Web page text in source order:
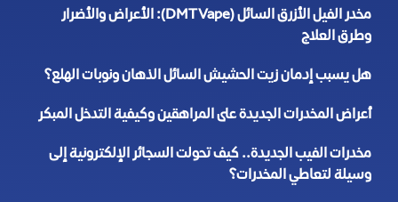
مخدر الفيل الأزرق السائل (DMT Vape): الأعراض والأضرار
وطرق العلاج
هل يسبب إدمان زيت الحشيش السائل الذهان ونوبات الهلع؟
أعراض المخدرات الجديدة على المراهقين وكيفية التدخل المبكر
مخدرات الفيب الجديدة.. كيف تحولت السجائر الإلكترونية إلى
وسيلة لتعاطي المخدرات؟